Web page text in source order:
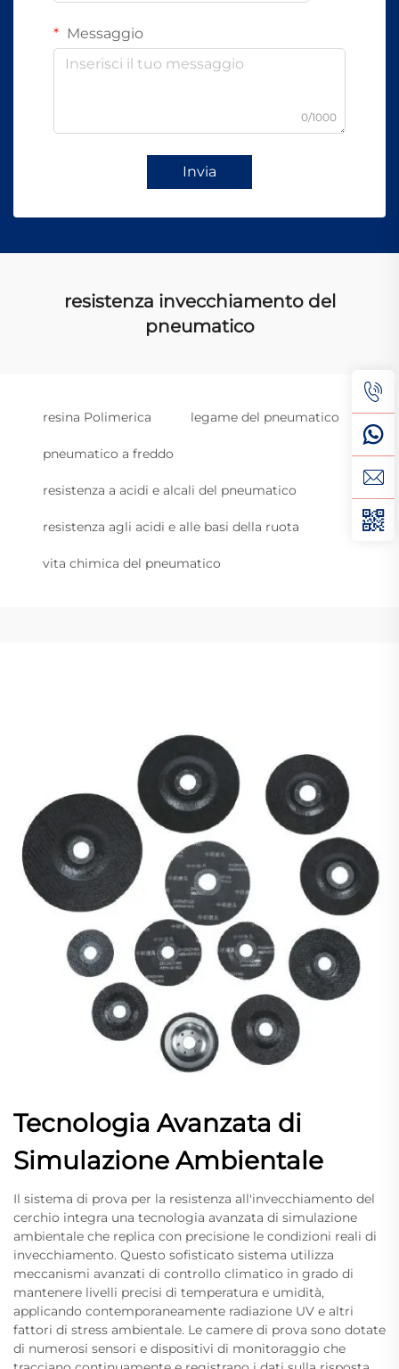
Messaggio
0/1000
Invia
resistenza invecchiamento del
pneumatico
resina Polimerica legame del pneumatico
pneumatico a freddo
resistenza a acidi e alcali del pneumatico
resistenza agli acidi e alle basi della ruota
vita chimica del pneumatico
Tecnologia Avanzata di
Simulazione Ambientale
Il sistema di prova per la resistenza all'invecchiamento del
cerchio integra una tecnologia avanzata di simulazione
ambientale che replica con precisione le condizioni reali di
invecchiamento. Questo sofisticato sistema utilizza
meccanismi avanzati di controllo climatico in grado di
mantenere livelli precisi di temperatura e umidità,
applicando contemporaneamente radiazione UV e altri
fattori di stress ambientale. Le camere di prova sono dotate
di numerosi sensori e dispositivi di monitoraggio che